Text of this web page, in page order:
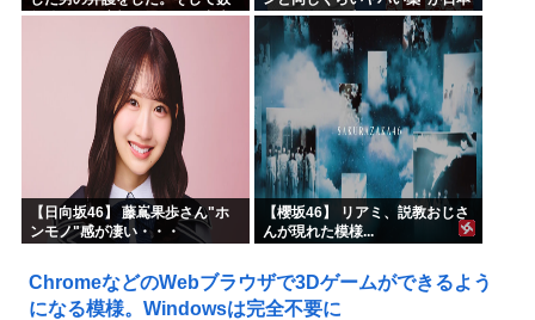
年後、因果応報を思わせる出来
では平気で処方されてる」
【日向坂46】 藤嶌果歩さん"ホ
ンモノ"感が凄い・・・
【櫻坂46】 リアミ、説教おじさ
んが現れた模様...
ChromeなどのWebブラウザで3Dゲームができるよう
になる模様。Windowsは完全不要に